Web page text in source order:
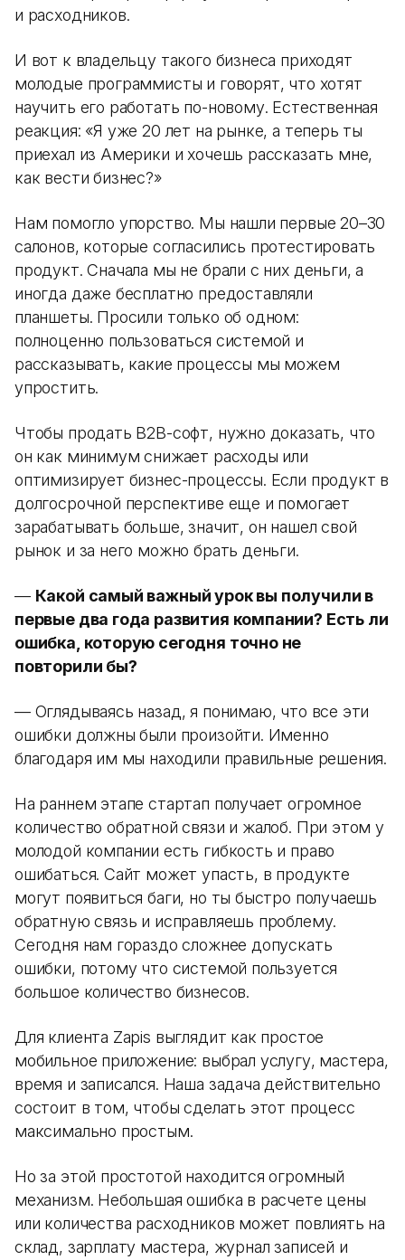
и расходников.
И вот к владельцу такого бизнеса приходят
молодые программисты и говорят, что хотят
научить его работать по-новому. Естественная
реакция: «Я уже 20 лет на рынке, а теперь ты
приехал из Америки и хочешь рассказать мне,
как вести бизнес?»
Нам помогло упорство. Мы нашли первые 20–30
салонов, которые согласились протестировать
продукт. Сначала мы не брали с них деньги, а
иногда даже бесплатно предоставляли
планшеты. Просили только об одном:
полноценно пользоваться системой и
рассказывать, какие процессы мы можем
упростить.
Чтобы продать B2B-софт, нужно доказать, что
он как минимум снижает расходы или
оптимизирует бизнес-процессы. Если продукт в
долгосрочной перспективе еще и помогает
зарабатывать больше, значит, он нашел свой
рынок и за него можно брать деньги.
— Какой самый важный урок вы получили в
первые два года развития компании? Есть ли
ошибка, которую сегодня точно не
повторили бы?
— Оглядываясь назад, я понимаю, что все эти
ошибки должны были произойти. Именно
благодаря им мы находили правильные решения.
На раннем этапе стартап получает огромное
количество обратной связи и жалоб. При этом у
молодой компании есть гибкость и право
ошибаться. Сайт может упасть, в продукте
могут появиться баги, но ты быстро получаешь
обратную связь и исправляешь проблему.
Сегодня нам гораздо сложнее допускать
ошибки, потому что системой пользуется
большое количество бизнесов.
Для клиента Zapis выглядит как простое
мобильное приложение: выбрал услугу, мастера,
время и записался. Наша задача действительно
состоит в том, чтобы сделать этот процесс
максимально простым.
Но за этой простотой находится огромный
механизм. Небольшая ошибка в расчете цены
или количества расходников может повлиять на
склад, зарплату мастера, журнал записей и